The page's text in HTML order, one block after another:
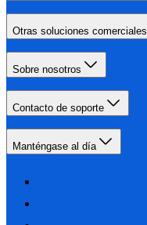
Otras soluciones comerciales
Sobre nosotros
Contacto de soporte
Manténgase al día